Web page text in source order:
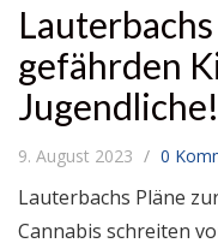
gefährden
Jugendliche!
9. August 2023 0
Lauterbachs Pläne
Cannabis schreiten